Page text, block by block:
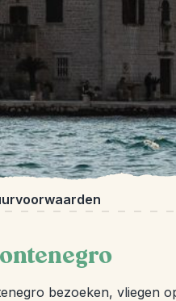
bezoeken, vliegen